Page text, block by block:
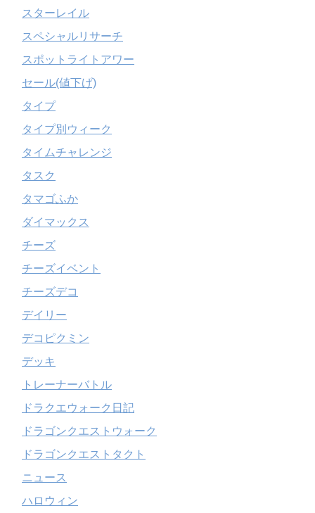
スターレイル
スペシャルリサーチ
スポットライトアワー
セール(値下げ)
タイプ
タイプ別ウィーク
タイムチャレンジ
タスク
タマゴふか
ダイマックス
チーズ
チーズイベント
チーズデコ
デイリー
デコピクミン
デッキ
トレーナーバトル
ドラクエウォーク日記
ドラゴンクエストウォーク
ドラゴンクエストタクト
ニュース
ハロウィン